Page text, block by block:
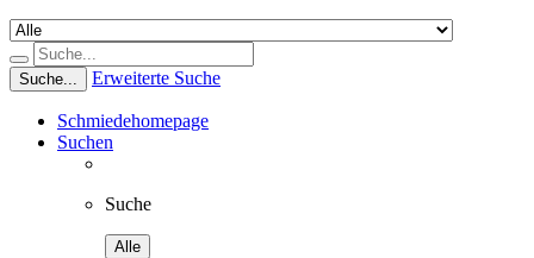
Suche... Erweiterte Suche
Schmiedehomepage
Suchen
Suche
Alle